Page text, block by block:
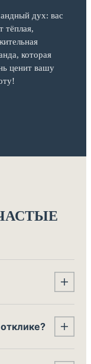
дух: вас
тёплая,
которая
ценит вашу